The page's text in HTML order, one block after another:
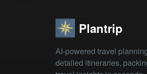
Plantrip
AI-powered travel
detailed itineraries,